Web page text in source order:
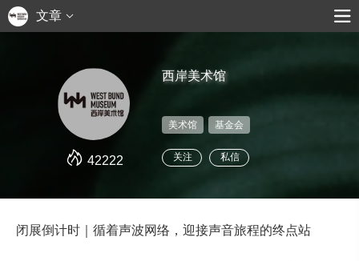
文章
42222
西岸美术馆
美术馆 基金会
关注 私信
闭展倒计时｜循着声波网络，迎接声音旅程的终点站